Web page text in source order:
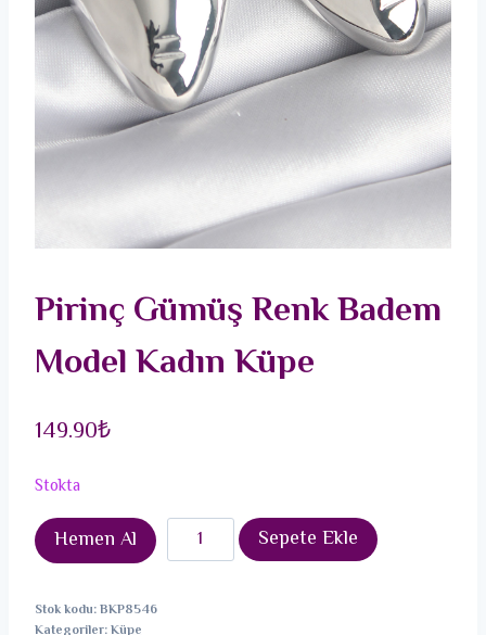
Pirinç Gümüş Renk Badem
Model Kadın Küpe
149.90₺
Stokta
Hemen Al
Pirinç
Gümüş
Sepete Ekle
Stok kodu:BKP8546
Kategoriler:Küpe